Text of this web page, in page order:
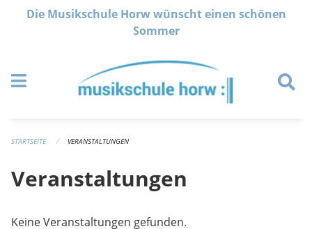
Navigation überspringen
Die Musikschule Horw wünscht einen schönen
Sommer
STARTSEITE VERANSTALTUNGEN
Veranstaltungen
Keine Veranstaltungen gefunden.